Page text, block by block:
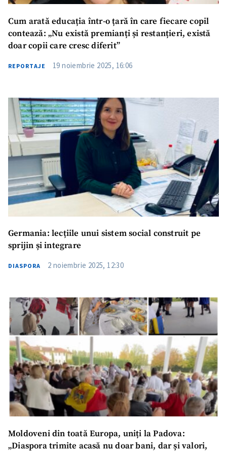
Cum arată educația într-o țară în care fiecare copil
contează: „Nu există premianți și restanțieri, există
doar copii care cresc diferit”
REPORTAJE 19 noiembrie 2025, 16:06
Germania: lecțiile unui sistem social construit pe
sprijin și integrare
DIASPORA 2 noiembrie 2025, 12:30
Moldoveni din toată Europa, uniți la Padova:
„Diaspora trimite acasă nu doar bani, dar și valori,